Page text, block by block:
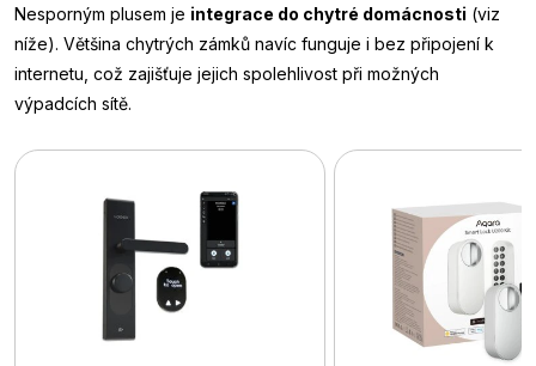
Nesporným plusem je integrace do chytré domácnosti (viz
níže). Většina chytrých zámků navíc funguje i bez připojení k
internetu, což zajišťuje jejich spolehlivost při možných
výpadcích sítě.